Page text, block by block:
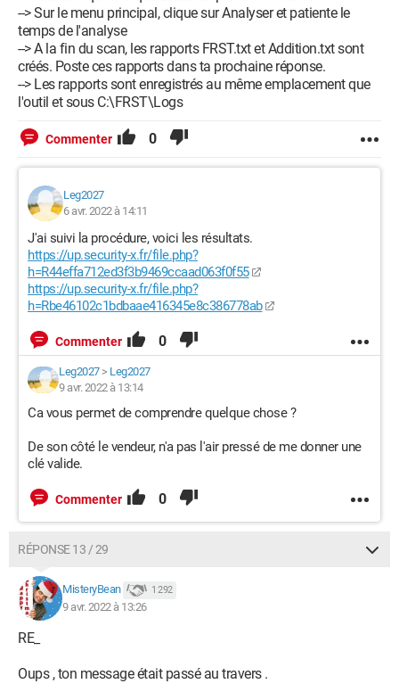
--> Sur le menu principal, clique sur Analyser et patiente le
temps de l'analyse
--> A la fin du scan, les rapports FRST.txt et Addition.txt sont
créés. Poste ces rapports dans ta prochaine réponse.
--> Les rapports sont enregistrés au même emplacement que
l'outil et sous C:\FRST\Logs
Commenter 0
Leg2027
6 avr. 2022 à 14:11
J'ai suivi la procédure, voici les résultats.
https://up.security-x.fr/file.php?
h=R44effa712ed3f3b9469ccaad063f0f55
https://up.security-x.fr/file.php?
h=Rbe46102c1bdbaae416345e8c386778ab
Commenter 0
Leg2027> Leg2027
9 avr. 2022 à 13:14
Ca vous permet de comprendre quelque chose ?
De son côté le vendeur, n'a pas l'air pressé de me donner une
clé valide.
Commenter 0
RÉPONSE 13 / 29
MisteryBean 1 292
9 avr. 2022 à 13:26
RE_
Oups , ton message était passé au travers .